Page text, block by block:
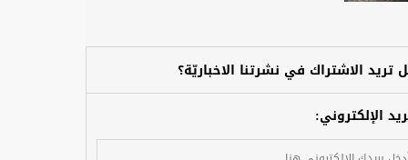
تريد الاشتراك في نشرتنا الاخباريّة؟
الإلكتروني: